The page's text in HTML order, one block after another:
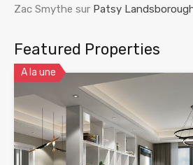
Zac Smythe sur Patsy
Featured Properties
A la une